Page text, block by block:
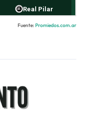
Fuente: Promiedos.com.ar